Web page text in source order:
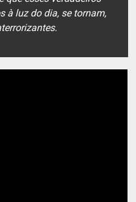
à luz do dia, se tornam,